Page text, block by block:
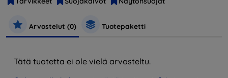
Arvostelut (0) Tuotepaketti
Tätä tuotetta ei ole vielä arvosteltu.